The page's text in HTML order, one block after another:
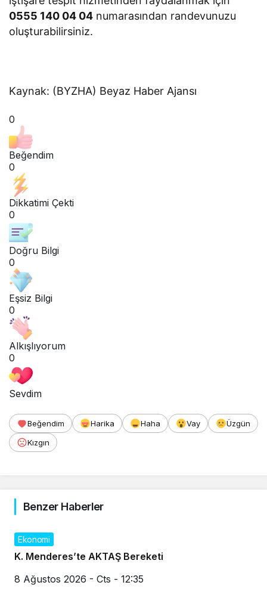
0555 140 04 04 numarasından randevunuzu
oluşturabilirsiniz.
Kaynak: (BYZHA) Beyaz Haber Ajansı
0
Beğendim
0
Dikkatimi Çekti
0
Doğru Bilgi
0
Eşsiz Bilgi
0
Alkışlıyorum
0
Sevdim
Beğendim Harika Haha Vay
Üzgün
Kızgın
Benzer Haberler
Ekonomi
K. Menderes’te AKTAŞ Bereketi
8 Ağustos 2026 - Cts - 12:35